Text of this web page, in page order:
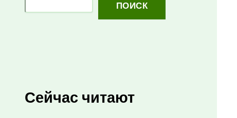
ПОИСК
Сейчас читают